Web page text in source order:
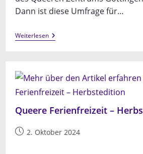
Dann ist diese Umfrage für…
WeiterlesenEinladung
Zur
Queere Ferienfreizeit –
Beitrag2. Oktober 2024